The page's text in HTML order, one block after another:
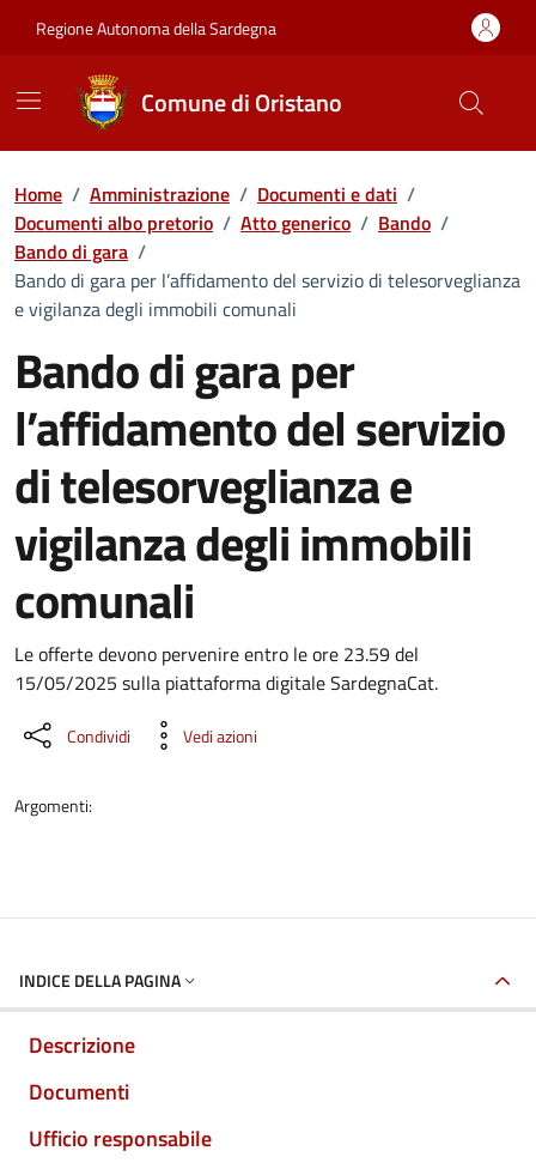
Regione Autonoma della Sardegna
Comune di Oristano
Home / Amministrazione / Documenti e dati /
Documenti albo pretorio / Atto generico / Bando /
Bando di gara /
Bando di gara per l’affidamento del servizio di telesorveglianza
e vigilanza degli immobili comunali
Bando di gara per
l’affidamento del servizio
di telesorveglianza e
vigilanza degli immobili
comunali
Dettaglio del documento
Le offerte devono pervenire entro le ore 23.59 del
15/05/2025 sulla piattaforma digitale SardegnaCat.
Condividi Vedi azioni
Argomenti:
INDICE DELLA PAGINA
Descrizione
Documenti
Ufficio responsabile